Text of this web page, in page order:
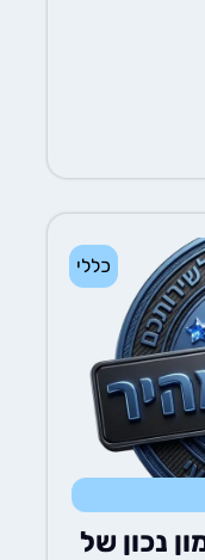
כללי
של